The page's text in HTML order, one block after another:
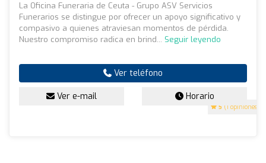
5 (1 opiniones)
La Oficina Funeraria de Ceuta - Grupo ASV Servicios
Funerarios se distingue por ofrecer un apoyo significativo y
compasivo a quienes atraviesan momentos de pérdida.
Nuestro compromiso radica en brind... Seguir leyendo
Ver teléfono
Ver e-mail Horario